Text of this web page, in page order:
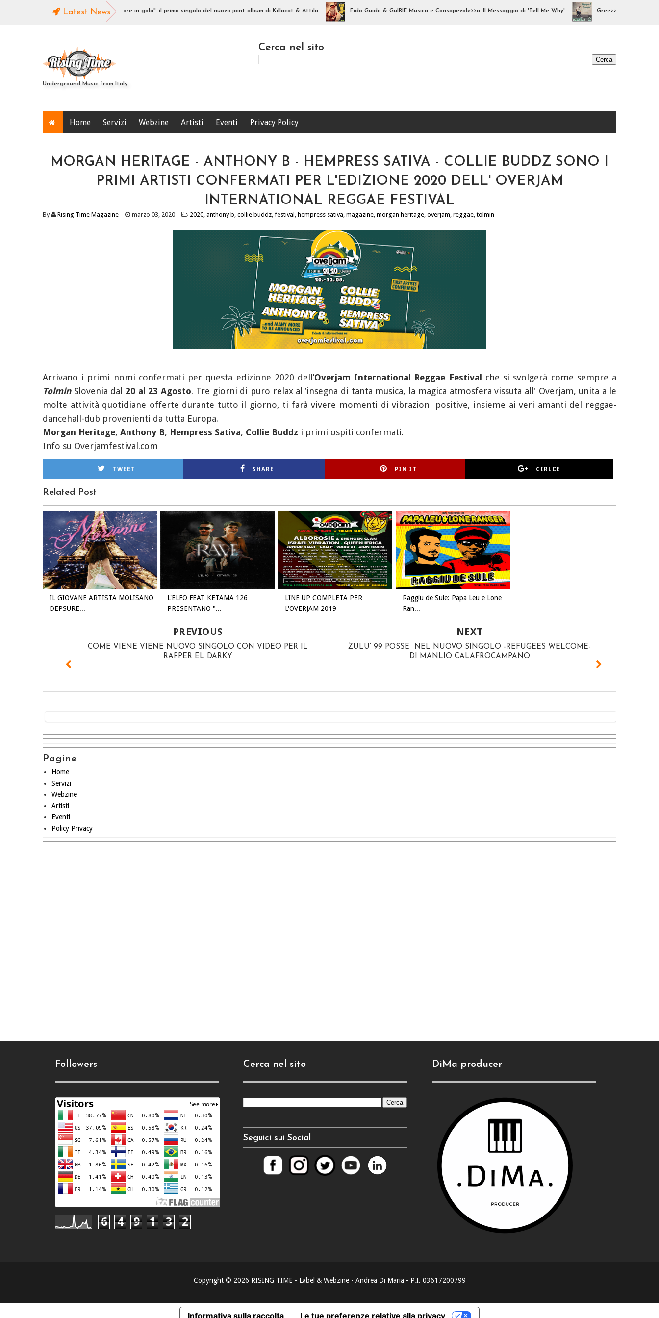
Latest News
Con il cuore in gola": il primo singolo del nuovo joint album di Killacat & Attila Fido Guido & GuIRIE Musica e Consapevolezza: Il Messaggio di 'Tell Me Why' Greezzly Remix: Il Diss di
Underground Music from Italy
Cerca nel sito
Home Servizi Webzine Artisti Eventi Privacy Policy
MORGAN HERITAGE - ANTHONY B - HEMPRESS SATIVA - COLLIE BUDDZ SONO I
PRIMI ARTISTI CONFERMATI PER L'EDIZIONE 2020 DELL' OVERJAM
INTERNATIONAL REGGAE FESTIVAL
By Rising Time Magazine marzo 03, 2020 2020, anthony b, collie buddz, festival , hempress sativa, magazine, morgan heritage, overjam, reggae,tolmin
Arrivano i primi nomi confermati per questa edizione 2020 dell’Overjam International Reggae Festival
che si svolgerà come sempre a
TolminSlovenia dal 20 al 23 Agosto. Tre giorni di puro relax all’insegna di tanta musica, la magica atmosfera vissuta all' Overjam, unita alle
molte attività quotidiane offerte durante tutto il giorno, ti farà vivere momenti di vibrazioni positive, insieme ai veri amanti del reggae-
dancehall-dub provenienti da tutta Europa.
Morgan Heritage, Anthony B, Hempress Sativa, Collie Buddz i primi ospiti confermati.
Info su Overjamfestival.com
TWEET SHARE PIN IT CIRLCE
Related Post
IL GIOVANE ARTISTA MOLISANO
DEPSURE...
L'ELFO FEAT KETAMA 126
PRESENTANO "...
LINE UP COMPLETA PER
L'OVERJAM 2019
Raggiu de Sule: Papa Leu e Lone
Ran...
NEXT
ZULU’ 99 POSSE NEL NUOVO SINGOLO -REFUGEES WELCOME-
DI MANLIO CALAFROCAMPANO
PREVIOUS
COME VIENE VIENE NUOVO SINGOLO CON VIDEO PER IL
RAPPER EL DARKY
Pagine
Home
Servizi
Webzine
Artisti
Eventi
Policy Privacy
Followers
6 4 9 1 3 2
Cerca nel sito
Seguici sui Social
DiMa producer
Copyright © 2026 RISING TIME - Label & Webzine - Andrea Di Maria - P.I. 03617200799
Informativa sulla raccolta Le tue preferenze relative alla privacy